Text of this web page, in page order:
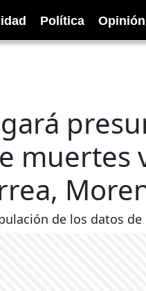
Política Opinión
muertes
de los datos